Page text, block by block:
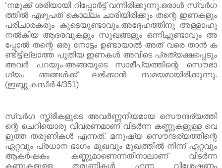
‘നമുക്ക് ശരിയായി റിപ്പോർട്ട് വന്നിരിക്കുന്നു.ഒരാൾ സ്വർഗ
ത്തിൽ എഴുപത് കൊല്ലം ചാരിയിരിക്കും തന്റെ ഇണകളും
പരിചാരകരും
കൂടെയുണ്ടാവും.അദ്ദേഹത്തിനു
അള്ളാഹു
നൽകിയ ആദരവുകളും സുഖങ്ങളും ഒന്നിച്ചുണ്ടാവും അ
പ്പോൽ തന്റെ ഒരു നോട്ടം ഉണ്ടായാൽ അത് വരെ താൻ ക
ണ്ടിട്ടില്ലാത്ത പുതിയ ഇണകൾ അവിടെ പ്രത്യക്ഷപ്പെടും
അവർ
പറയും.അങ്ങയുടെ സാമീപ്യത്തിന്റെ
സൌഭാ
ഗ്യം
ഞങ്ങൾക്ക് ലഭിക്കാൻ സമയമായിരിക്കുന്നു.
(ഇബ്നു കസീർ4/351)
സ്വർഗ സ്ത്രീകളുടെ അവർണ്ണനീയമായ
സൌന്ദര്യത്തി
ന്റെ ചെറിയൊരു വിവരണമാണ് വിടർന്ന കണ്ണുകളുള്ള വെ
ളുത്ത തരുണികൾ എന്നത്. മനുഷ്യ സൌന്ദര്യത്തിന്റെ
ഏറ്റവും പ്രധാന ഭാഗം മുഖവും മുഖത്തിൽ നിന്ന് ഏറ്റവും
ആകർഷകം കണ്ണുമാണെന്നതിനാലാണ് വിടർന്ന
കണ്ണുകളുള്ള തരുണികൾ എന്ന വിശേഷണം